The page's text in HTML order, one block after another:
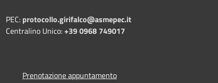
PEC: protocollo.girifalco@asmepec.it
Centralino Unico:+39 0968 749017
Prenotazione appuntamento